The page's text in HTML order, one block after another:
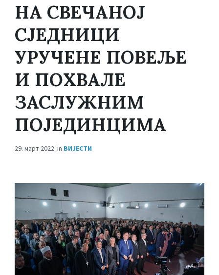
НА СВЕЧАНОЈ
СЈЕДНИЦИ
УРУЧЕНЕ ПОВЕЉЕ
И ПОХВАЛЕ
ЗАСЛУЖНИМ
ПОЈЕДИНЦИМА
29. март 2022. in ВИЈЕСТИ